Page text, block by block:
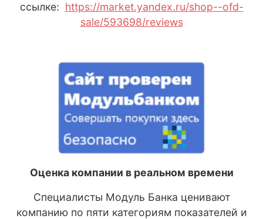
ссылке: https://market.yandex.ru/shop--ofd-
sale/593698/reviews
Оценка компании в реальном времени
Специалисты Модуль Банка ценивают
компанию по пяти категориям показателей и